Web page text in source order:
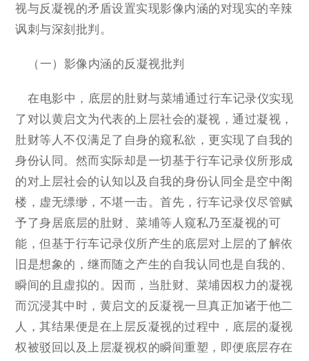
视与反凝视的矛盾设置实现影像内涵的对现实的辛辣
讽刺与深刻批判。
（一）影像内涵的反凝视批判
在电影中，底层的肚财与菜埔通过行车记录仪实现
了对以黄启文为代表的上层社会的凝视，通过凝视，
肚财等人不仅满足了自身的窥私欲，更实现了自我的
身份认同。然而实际却是一切基于行车记录仪所形成
的对上层社会的认知以及自我的身份认同全是空中阁
楼，虚无缥缈，不堪一击。首先，行车记录仪尽管赋
予了身居底层的肚财、菜埔等人窥私乃至凝视的可
能，但基于行车记录仪所产生的底层对上层的了解依
旧是想象的，继而随之产生的自我认同也是自我的、
瞬间的且虚拟的。因而，当肚财、菜埔因权力的凝视
而沉浸其中时，黄启文的反凝视一旦真正加诸于他二
人，其结果便是在上层反凝视的过程中，底层的凝视
权被驳回以及上层凝视权的瞬间重塑，即便底层存在